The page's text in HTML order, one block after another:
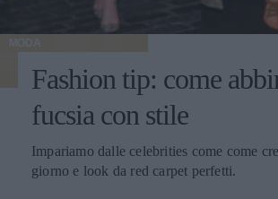
MODA
Fashion tip: come
fucsia con stile
Impariamo dalle celebrities come come
giorno e look da red carpet perfetti.